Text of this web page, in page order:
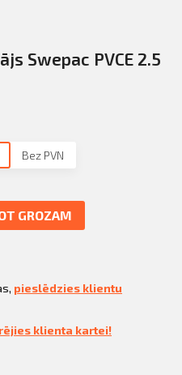
Swepac PVCE 2.5
Bez PVN
GROZAM
pieslēdzies klientu
klienta kartei!